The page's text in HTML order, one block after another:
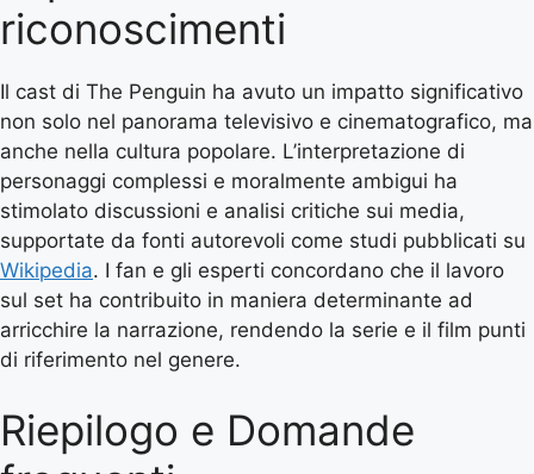
riconoscimenti
Il cast di The Penguin ha avuto un impatto significativo
non solo nel panorama televisivo e cinematografico, ma
anche nella cultura popolare. L’interpretazione di
personaggi complessi e moralmente ambigui ha
stimolato discussioni e analisi critiche sui media,
supportate da fonti autorevoli come studi pubblicati su
Wikipedia. I fan e gli esperti concordano che il lavoro
sul set ha contribuito in maniera determinante ad
arricchire la narrazione, rendendo la serie e il film punti
di riferimento nel genere.
Riepilogo e Domande